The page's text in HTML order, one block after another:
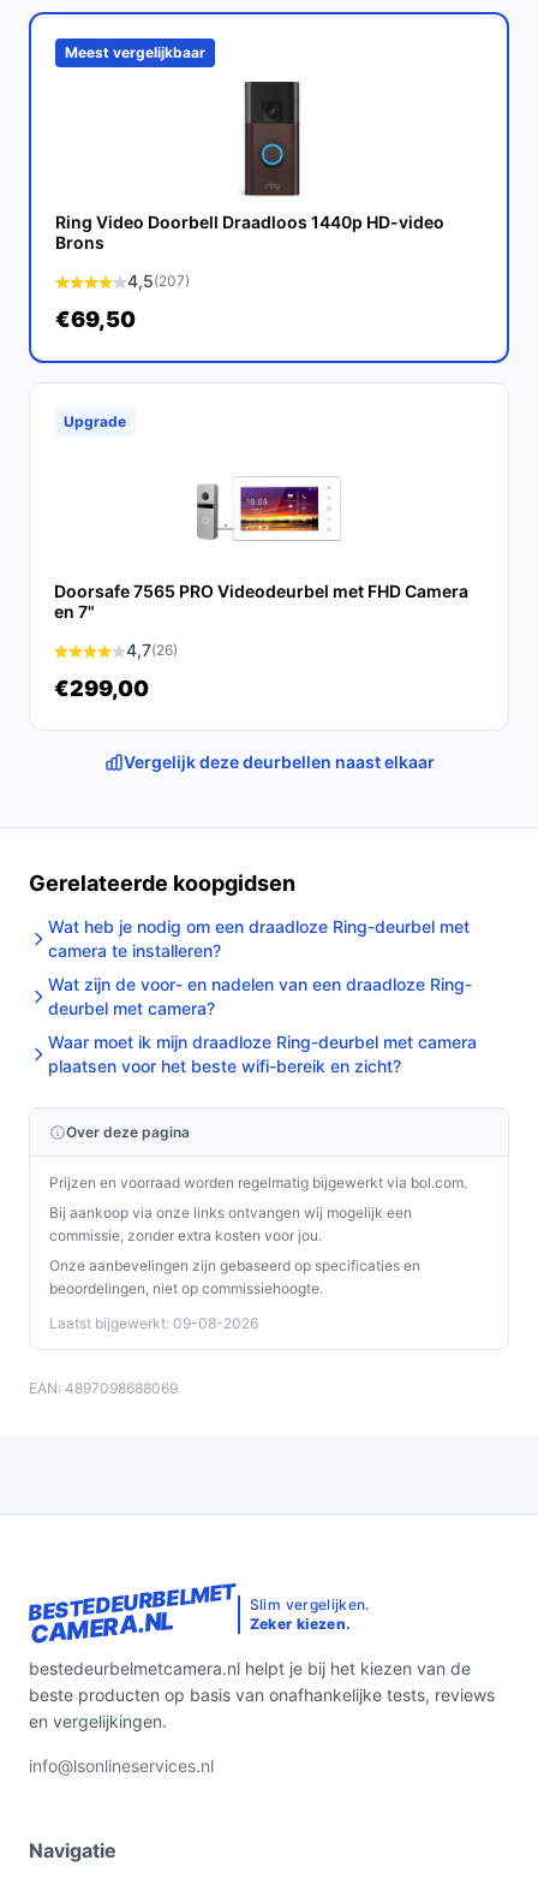
Conclusie
De Tapo D210 is een uitstekende keuze voor iedereen
die zoekt naar een betrouwbare, gebruiksvriendelijke
videodeurbel zonder verborgen kosten. Met zijn
scherpe beeldkwaliteit en handige functies zorgt deze
deurbel voor de veiligheid van jouw huis.
Ontdek alle specificaties en vergelijk prijzen op
bestedeurbelmetcamera.nl. Kies bewust wat perfect
past bij jouw behoeften!
Meest vergelijkbaar
Ring Video Doorbell Draadloos 1440p HD-video
Brons
4,5(207)
€69,50
Upgrade
Doorsafe 7565 PRO Videodeurbel met FHD Camera
en 7"
4,7(26)
€299,00
Vergelijk deze deurbellen naast elkaar
Gerelateerde koopgidsen
Wat heb je nodig om een draadloze Ring-deurbel met
camera te installeren?
Wat zijn de voor- en nadelen van een draadloze Ring-
deurbel met camera?
Waar moet ik mijn draadloze Ring-deurbel met camera
plaatsen voor het beste wifi-bereik en zicht?
Over deze pagina
Prijzen en voorraad worden regelmatig bijgewerkt via bol.com.
Bij aankoop via onze links ontvangen wij mogelijk een
commissie, zonder extra kosten voor jou.
Onze aanbevelingen zijn gebaseerd op specificaties en
beoordelingen, niet op commissiehoogte.
Laatst bijgewerkt: 09-08-2026
EAN: 4897098688069
BESTEDEURBELMET
CAMERA.NL
Slim vergelijken.
Zeker kiezen.
bestedeurbelmetcamera.nl helpt je bij het kiezen van de
beste producten op basis van onafhankelijke tests, reviews
en vergelijkingen.
info@lsonlineservices.nl
Navigatie